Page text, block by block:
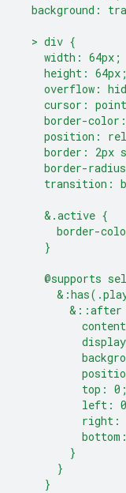
background:
  > div {
    width: 64px;
    height: 64px;
overflow:
cursor:
border-
position:
border: 2px
border-
transition:
    &.active {
border-
    }
@supports
&::after
          top: 0;
left:
right:
        }
      }
    }